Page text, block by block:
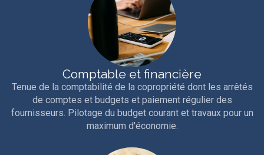
Comptable et financière
Tenue de la comptabilité de la copropriété dont les arrêtés
de comptes et budgets et paiement régulier des
fournisseurs. Pilotage du budget courant et travaux pour un
maximum d'économie.